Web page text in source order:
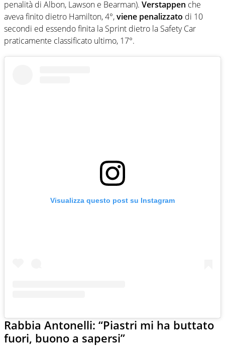
penalità di Albon, Lawson e Bearman). Verstappen che
aveva finito dietro Hamilton, 4°,viene penalizzato di 10
secondi ed essendo finita la Sprint dietro la Safety Car
praticamente classificato ultimo, 17°.
Visualizza questo post su Instagram
Rabbia Antonelli: “Piastri mi ha buttato
fuori, buono a sapersi”